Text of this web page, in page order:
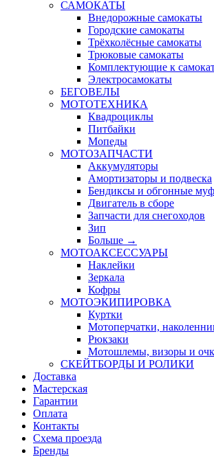
САМОКАТЫ
Внедорожные самокаты
Городские самокаты
Трёхколёсные самокаты
Трюковые самокаты
Комплектующие к
Электросамокаты
БЕГОВЕЛЫ
МОТОТЕХНИКА
Квадроциклы
Питбайки
Мопеды
МОТОЗАПЧАСТИ
Аккумуляторы
Амортизаторы и подвеска
Бендиксы и обгонные
Двигатель в сборе
Запчасти для снегоходов
Зип
Больше →
МОТОАКСЕССУАРЫ
Наклейки
Зеркала
Кофры
МОТОЭКИПИРОВКА
Куртки
Мотоперчатки,
Рюкзаки
Мотошлемы, визоры и
СКЕЙТБОРДЫ И РОЛИКИ
Доставка
Мастерская
Гарантии
Оплата
Контакты
Схема проезда
Бренды